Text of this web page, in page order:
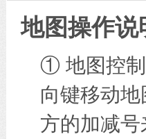
地图操作说
① 地图控
向键移动
方的加减